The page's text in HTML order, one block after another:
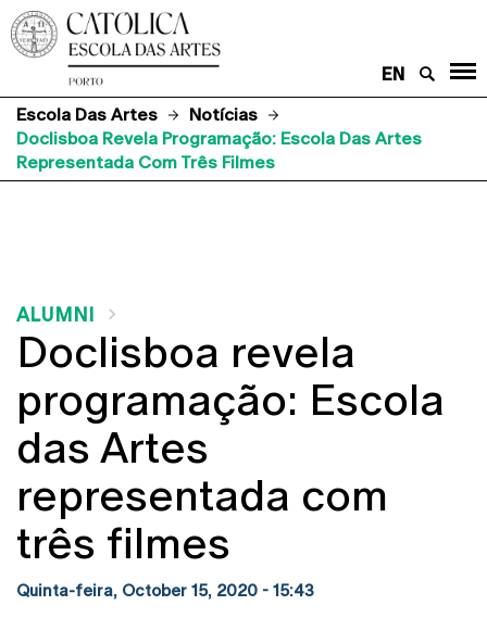
EN
Escola Das Artes
Notícias
Doclisboa Revela Programação: Escola Das Artes
Representada Com Três Filmes
ALUMNI
Doclisboa revela
programação: Escola
das Artes
representada com
três filmes
Quinta-feira, October 15, 2020 - 15:43